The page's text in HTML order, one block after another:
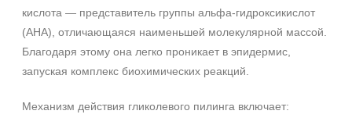
кислота — представитель группы альфа‑гидроксикислот
(AHA), отличающаяся наименьшей молекулярной массой.
Благодаря этому она легко проникает в эпидермис,
запуская комплекс биохимических реакций.
Механизм действия гликолевого пилинга включает: